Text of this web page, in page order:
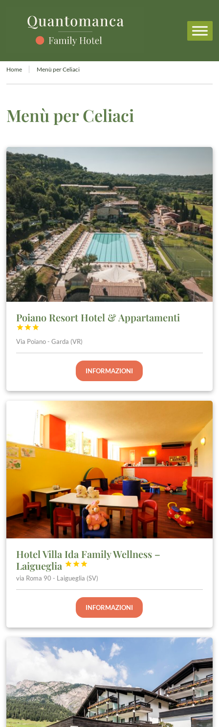
Home Menù per Celiaci
Menù per Celiaci
Poiano Resort Hotel & Appartamenti



Via Poiano - Garda (VR)
INFORMAZIONI
Hotel Villa Ida Family Wellness –
Laigueglia



via Roma 90 - Laigueglia (SV)
INFORMAZIONI